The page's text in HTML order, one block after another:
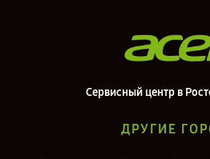
Сервисный центр в
ДРУГИЕ